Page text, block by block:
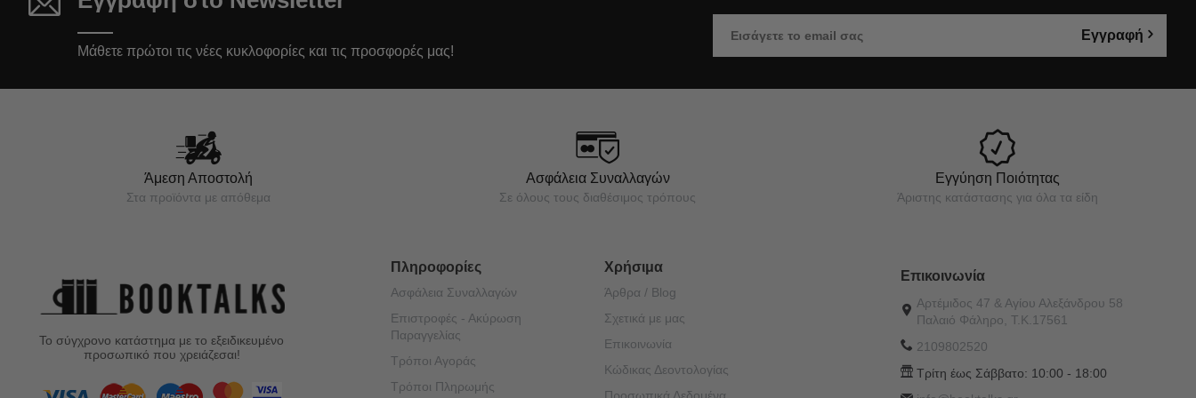
Μάθετε πρώτοι τις νέες κυκλοφορίες και τις προσφορές μας!
Εγγραφή
Άμεση Αποστολή
Στα προϊόντα με απόθεμα
Ασφάλεια Συναλλαγών
Σε όλους τους διαθέσιμος τρόπους
Εγγύηση Ποιότητας
Άριστης κατάστασης για όλα τα είδη
Το σύγχρονο κατάστημα με το εξειδικευμένο
προσωπικό που χρειάζεσαι!
Πληροφορίες
Ασφάλεια Συναλλαγών
Επιστροφές - Ακύρωση
Παραγγελίας
Τρόποι Αγοράς
Τρόποι Πληρωμής
Χρήσιμα
Άρθρα / Blog
Σχετικά με μας
Επικοινωνία
Κώδικας Δεοντολογίας
Επικοινωνία
Αρτέμιδος 47 & Αγίου Αλεξάνδρου 58
Παλαιό Φάληρο, Τ.Κ.17561
2109802520
Τρίτη έως Σάββατο: 10:00 - 18:00